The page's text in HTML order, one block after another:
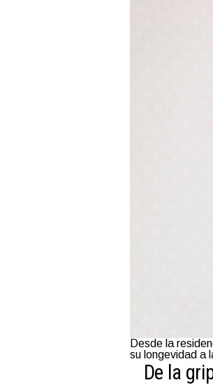
Desde la
su longevidad a
De la